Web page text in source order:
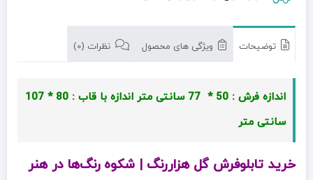
توضیحات ویژگی های محصول نظرات (0)
اندازه فرش : 50 * 77 سانتی متر
اندازه با قاب : 80 * 107
سانتی متر
خرید تابلوفرش گل هزاررنگ | شکوه رنگ‌ها در هنر